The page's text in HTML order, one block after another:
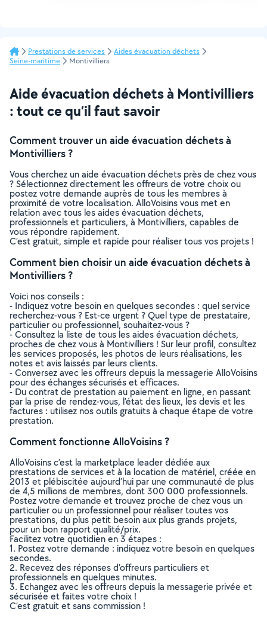
Prestations de services
Aides évacuation déchets
Seine-maritime
Montivilliers
Aide évacuation déchets à Montivilliers
: tout ce qu’il faut savoir
Comment trouver un aide évacuation déchets à
Montivilliers ?
Vous cherchez un aide évacuation déchets près de chez vous
? Sélectionnez directement les offreurs de votre choix ou
postez votre demande auprès de tous les membres à
proximité de votre localisation. AlloVoisins vous met en
relation avec tous les aides évacuation déchets,
professionnels et particuliers, à Montivilliers, capables de
vous répondre rapidement.
C’est gratuit, simple et rapide pour réaliser tous vos projets !
Comment bien choisir un aide évacuation déchets à
Montivilliers ?
Voici nos conseils :
- Indiquez votre besoin en quelques secondes : quel service
recherchez-vous ? Est-ce urgent ? Quel type de prestataire,
particulier ou professionnel, souhaitez-vous ?
- Consultez la liste de tous les aides évacuation déchets,
proches de chez vous à Montivilliers ! Sur leur profil, consultez
les services proposés, les photos de leurs réalisations, les
notes et avis laissés par leurs clients.
- Conversez avec les offreurs depuis la messagerie AlloVoisins
pour des échanges sécurisés et efficaces.
- Du contrat de prestation au paiement en ligne, en passant
par la prise de rendez-vous, l’état des lieux, les devis et les
factures : utilisez nos outils gratuits à chaque étape de votre
prestation.
Comment fonctionne AlloVoisins ?
AlloVoisins c’est la marketplace leader dédiée aux
prestations de services et à la location de matériel, créée en
2013 et plébiscitée aujourd’hui par une communauté de plus
de 4,5 millions de membres, dont 300 000 professionnels.
Postez votre demande et trouvez proche de chez vous un
particulier ou un professionnel pour réaliser toutes vos
prestations, du plus petit besoin aux plus grands projets,
pour un bon rapport qualité/prix.
Facilitez votre quotidien en 3 étapes :
1. Postez votre demande : indiquez votre besoin en quelques
secondes.
2. Recevez des réponses d’offreurs particuliers et
professionnels en quelques minutes.
3. Echangez avec les offreurs depuis la messagerie privée et
sécurisée et faites votre choix !
C’est gratuit et sans commission !